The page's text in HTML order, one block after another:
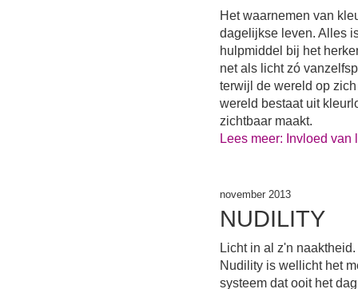
Het waarnemen van
dagelijkse leven. Alles
hulpmiddel bij het
net als licht zó
terwijl de wereld op
wereld bestaat uit
zichtbaar maakt.
Lees meer: Invloed van
november 2013
NUDILITY
Licht in al z'n naaktheid.
Nudility is wellicht het
systeem dat ooit het